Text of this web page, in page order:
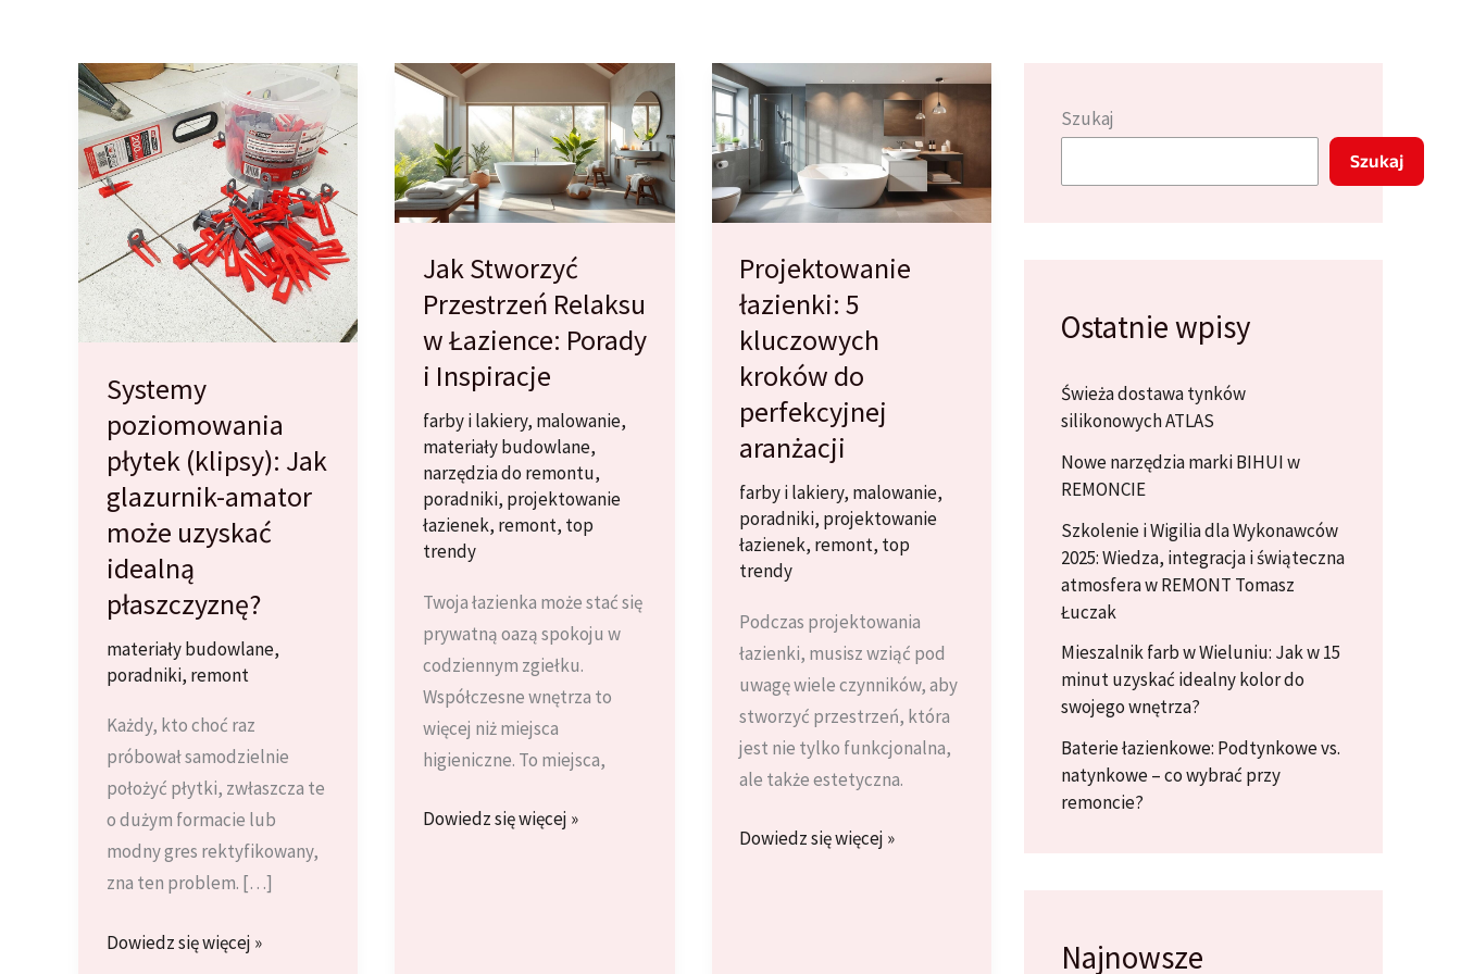
Systemy
poziomowania
płytek (klipsy): Jak
glazurnik-amator
może uzyskać
idealną
płaszczyznę?
materiały budowlane,
poradniki, remont
Każdy, kto choć raz
próbował samodzielnie
położyć płytki, zwłaszcza te
o dużym formacie lub
modny gres rektyfikowany,
zna ten problem. […]
Systemy
Dowiedz się więcej »
Jak Stworzyć
Przestrzeń Relaksu
w Łazience: Porady
i Inspiracje
farby i lakiery, malowanie,
materiały budowlane,
narzędzia do remontu,
poradniki, projektowanie
łazienek, remont, top
trendy
Twoja łazienka może stać się
prywatną oazą spokoju w
codziennym zgiełku.
Współczesne wnętrza to
więcej niż miejsca
higieniczne. To miejsca,
Jak
Dowiedz się więcej »
Projektowanie
łazienki: 5
kluczowych
kroków do
perfekcyjnej
aranżacji
farby i lakiery, malowanie,
poradniki, projektowanie
łazienek, remont, top
trendy
Podczas projektowania
łazienki, musisz wziąć pod
uwagę wiele czynników, aby
stworzyć przestrzeń, która
jest nie tylko funkcjonalna,
ale także estetyczna.
Projektowanie
Dowiedz się więcej »
Szukaj
Szukaj
Ostatnie wpisy
Świeża dostawa tynków
silikonowych ATLAS
Nowe narzędzia marki BIHUI w
REMONCIE
Szkolenie i Wigilia dla Wykonawców
2025: Wiedza, integracja i świąteczna
atmosfera w REMONT Tomasz
Łuczak
Mieszalnik farb w Wieluniu: Jak w 15
minut uzyskać idealny kolor do
swojego wnętrza?
Baterie łazienkowe: Podtynkowe vs.
natynkowe – co wybrać przy
remoncie?
Najnowsze